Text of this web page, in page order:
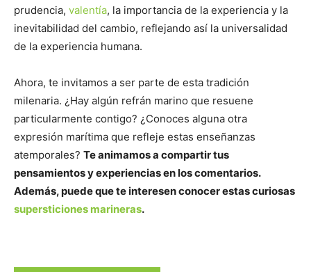
prudencia, valentía, la importancia de la experiencia y la
inevitabilidad del cambio, reflejando así la universalidad
de la experiencia humana.
Ahora, te invitamos a ser parte de esta tradición
milenaria. ¿Hay algún refrán marino que resuene
particularmente contigo? ¿Conoces alguna otra
expresión marítima que refleje estas enseñanzas
atemporales? Te animamos a compartir tus
pensamientos y experiencias en los comentarios.
Además, puede que te interesen conocer estas curiosas
supersticiones marineras.